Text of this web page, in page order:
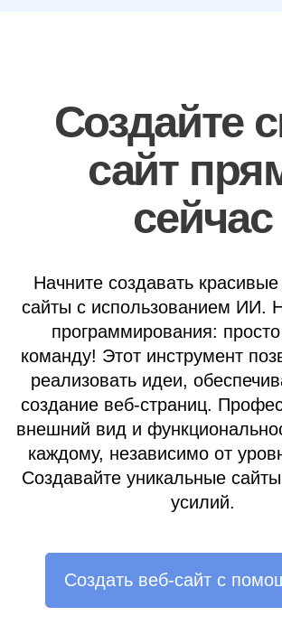
Создайте
сайт
сейчас
Начните создавать
сайты с использованием ИИ.
программирования:
команду! Этот инструмент
реализовать идеи,
создание веб-страниц.
внешний вид и
каждому, независимо от
Создавайте уникальные
усилий.
Создать веб-сайт с